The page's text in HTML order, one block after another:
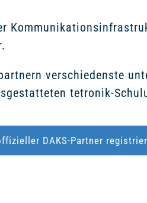
verschiedenste
tetronik-
DAKS-Partner